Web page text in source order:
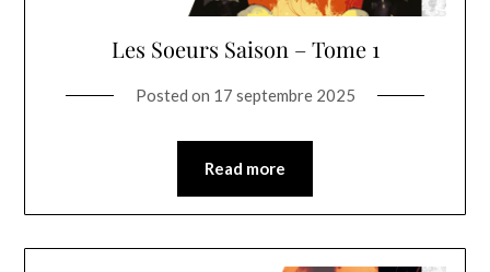
Les Soeurs Saison – Tome 1
Posted on 17 septembre 2025
Read more